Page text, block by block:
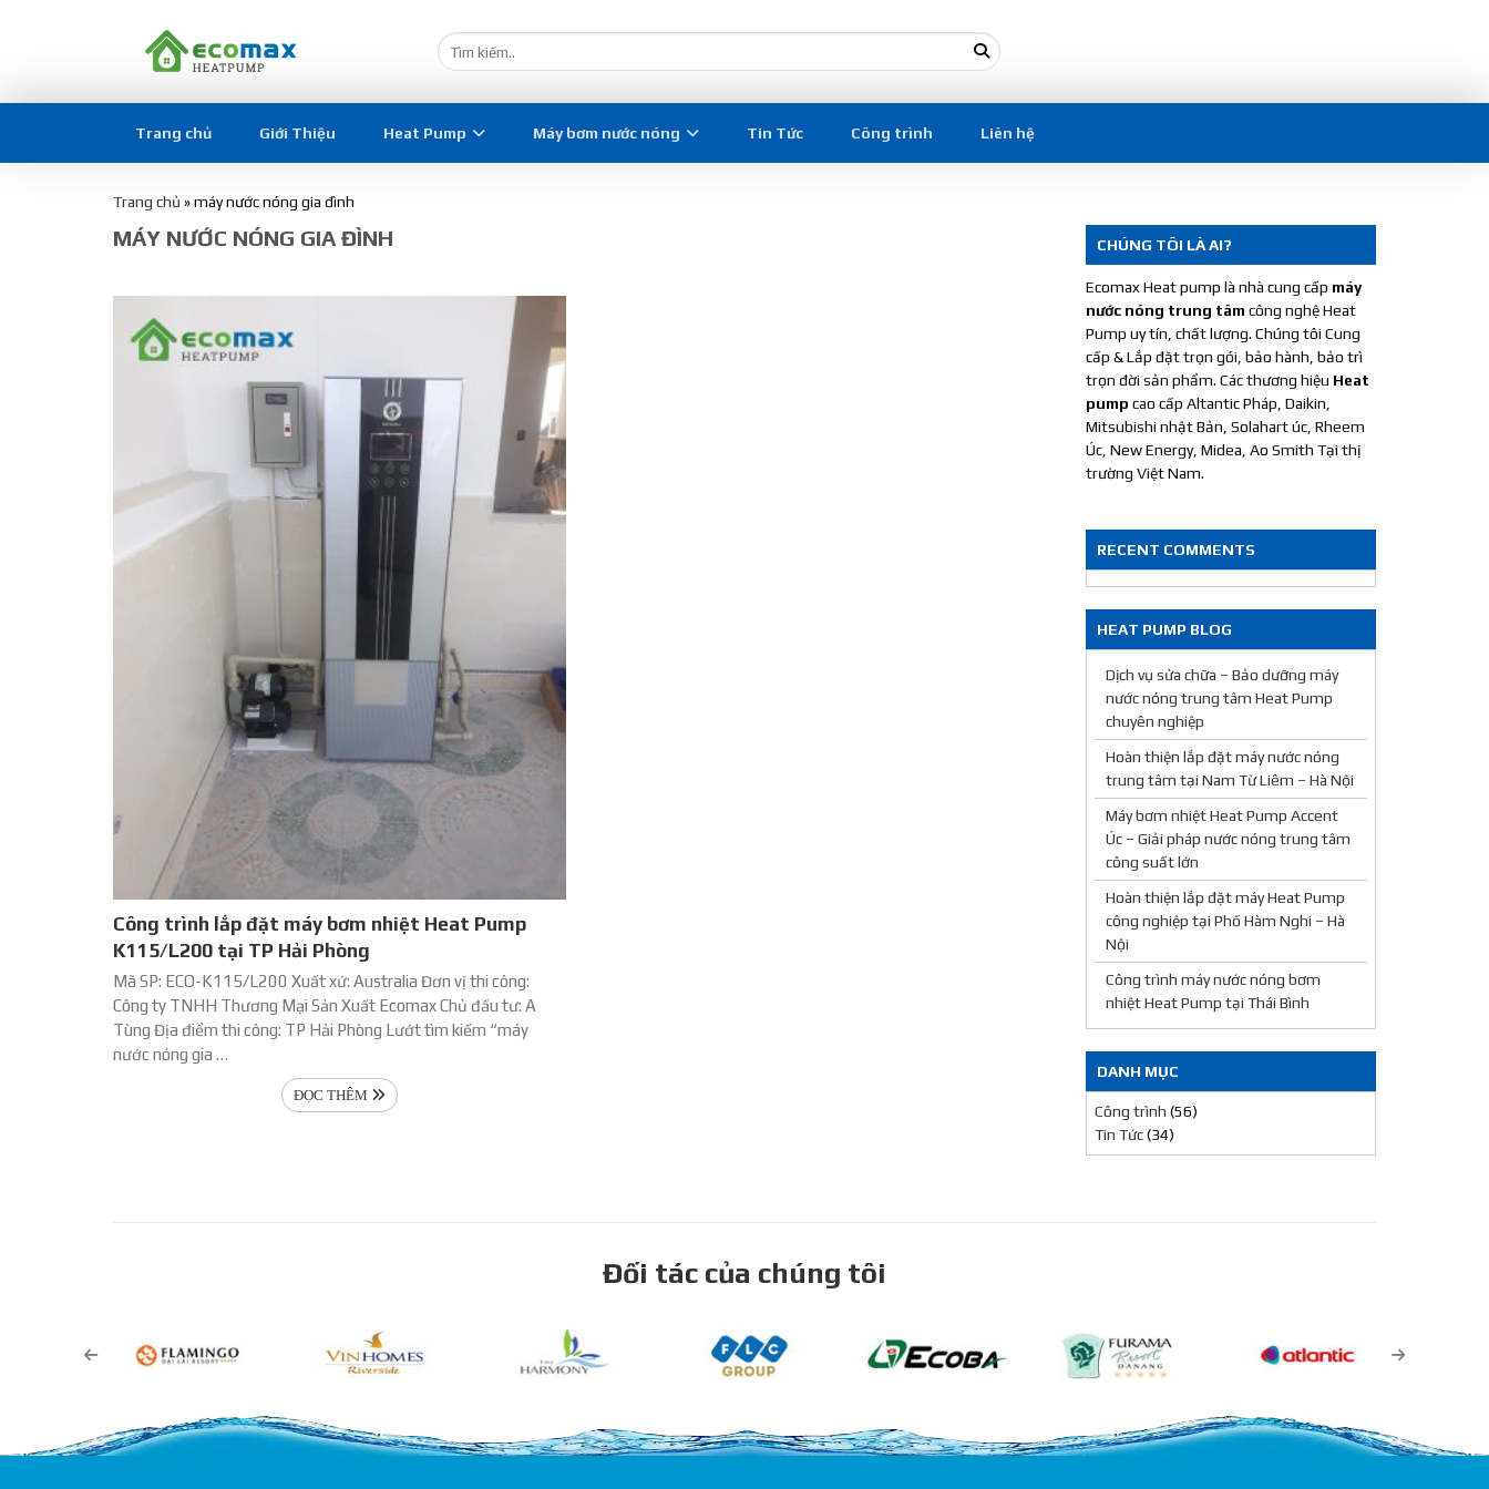
Trang chủ Giới Thiệu Heat Pump Máy bơm nước nóng Tin Tức Công trình Liên hệ
Trang chủ »máy nước nóng gia đình
MÁY NƯỚC NÓNG GIA ĐÌNH
Công trình lắp đặt máy bơm nhiệt Heat Pump
K115/L200 tại TP Hải Phòng
Mã SP: ECO-K115/L200 Xuất xứ: Australia Đơn vị thi công:
Công ty TNHH Thương Mại Sản Xuất Ecomax Chủ đầu tư: A
Tùng Địa điểm thi công: TP Hải Phòng Lướt tìm kiếm “máy
nước nóng gia …
ĐỌC THÊM
CHÚNG TÔI LÀ AI?
Ecomax Heat pump là nhà cung cấp máy
nước nóng trung tâm công nghệ Heat
Pump uy tín, chất lượng. Chúng tôi Cung
cấp & Lắp đặt trọn gói, bảo hành, bảo trì
trọn đời sản phẩm. Các thương hiệu Heat
pump cao cấp Altantic Pháp, Daikin,
Mitsubishi nhật Bản, Solahart úc, Rheem
Úc, New Energy, Midea, Ao Smith Tại thị
trường Việt Nam.
RECENT COMMENTS
HEAT PUMP BLOG
Dịch vụ sửa chữa – Bảo dưỡng máy
nước nóng trung tâm Heat Pump
chuyên nghiệp
Hoàn thiện lắp đặt máy nước nóng
trung tâm tại Nam Từ Liêm – Hà Nội
Máy bơm nhiệt Heat Pump Accent
Úc – Giải pháp nước nóng trung tâm
công suất lớn
Hoàn thiện lắp đặt máy Heat Pump
công nghiệp tại Phố Hàm Nghi – Hà
Nội
Công trình máy nước nóng bơm
nhiệt Heat Pump tại Thái Bình
DANH MỤC
Công trình (56)
Tin Tức(34)
Đối tác của chúng tôi